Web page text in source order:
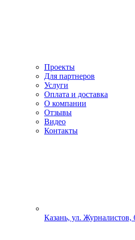
Проекты
Для партнеров
Услуги
Оплата и доставка
О компании
Отзывы
Видео
Контакты
Казань, ул. Журналистов,